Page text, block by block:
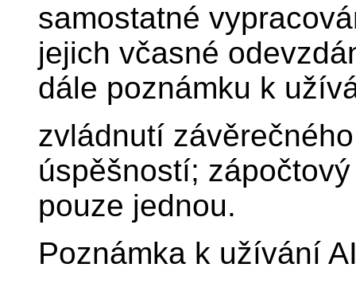
samostatné
jejich včasné
dále poznámku k
zvládnutí
úspěšností;
pouze jednou.
Poznámka k užívání